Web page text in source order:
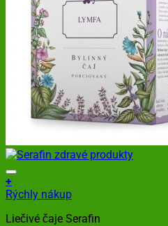
+
Rýchly nákup
Liečivé čaje Serafin